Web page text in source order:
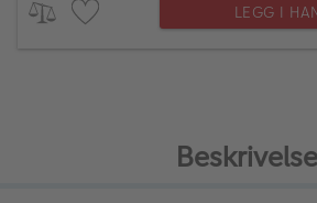
LEGG I
Beskrivelse